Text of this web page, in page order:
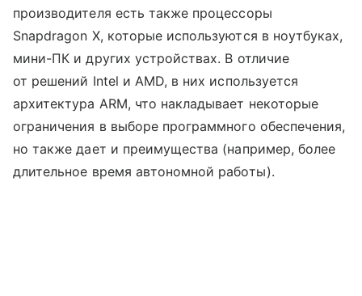
производителя есть также процессоры
Snapdragon X, которые используются в ноутбуках,
мини-ПК и других устройствах. В отличие
от решений Intel и AMD, в них используется
архитектура ARM, что накладывает некоторые
ограничения в выборе программного обеспечения,
но также дает и преимущества (например, более
длительное время автономной работы).